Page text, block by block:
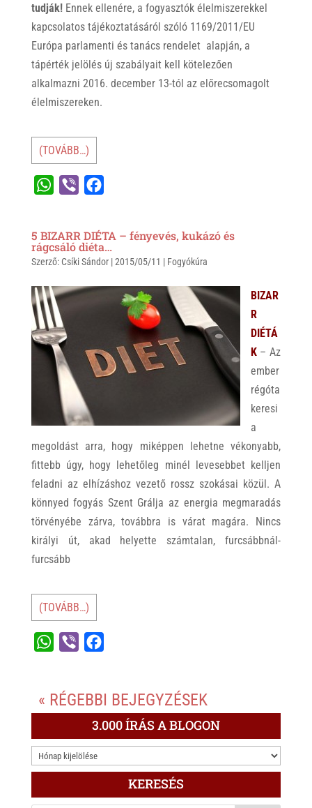
tudják!Ennek ellenére, a fogyasztók élelmiszerekkel
kapcsolatos tájékoztatásáról szóló 1169/2011/EU
Európa parlamenti és tanács rendelet alapján, a
tápérték jelölés új szabályait kell kötelezően
alkalmazni 2016. december 13-tól az előrecsomagolt
élelmiszereken.
(TOVÁBB…)
t
s
p
p
e
r
e
b
5 BIZARR DIÉTA – fényevés, kukázó és
rágcsáló diéta…
Szerző: Csíki Sándor|2015/05/11 | Fogyókúra
BIZAR
R
DIÉTÁ
K– Az
ember
régóta
keresi
a
megoldást arra, hogy miképpen lehetne vékonyabb,
fittebb úgy, hogy lehetőleg minél levesebbet kelljen
feladni az elhízáshoz vezető rossz szokásai közül. A
könnyed fogyás Szent Grálja az energia megmaradás
törvényébe zárva, továbbra is várat magára. Nincs
királyi út, akad helyette számtalan, furcsábbnál-
furcsább
(TOVÁBB…)
t
A
p
e
b
o
« RÉGEBBI BEJEGYZÉSEK
3.000 ÍRÁS A BLOGON
3.000
ÍRÁS
KERESÉS